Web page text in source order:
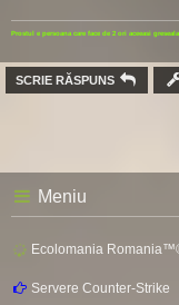
Prostul e persoana care face de 2 ori aceeasi
SCRIE RĂSPUNS
Meniu
Ecolomania
Servere Counter-Strike